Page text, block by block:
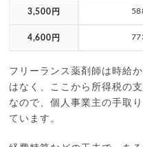
3,500円
4,600円
フリーランス薬剤師は時給
はなく、ここから所得税の
なので、個人事業主の手取
ています。